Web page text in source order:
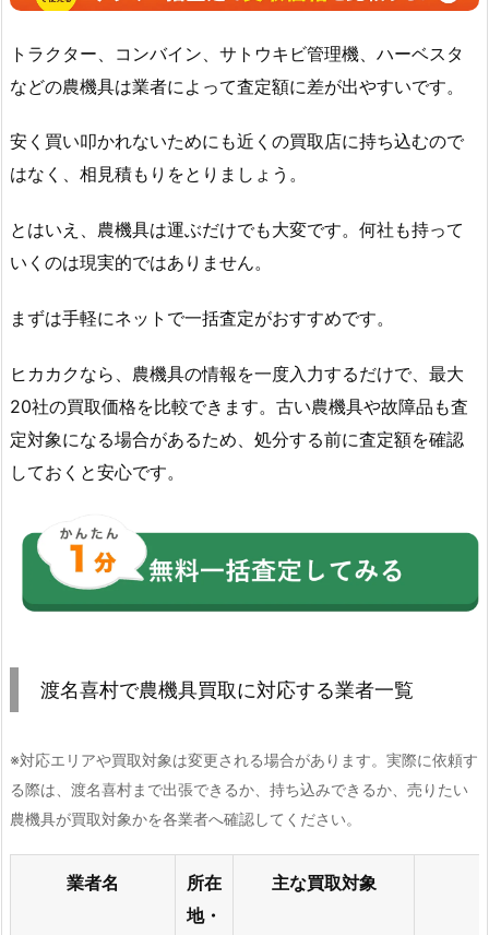
トラクター、コンバイン、サトウキビ管理機、ハーベスタ
などの農機具は業者によって査定額に差が出やすいです。
安く買い叩かれないためにも近くの買取店に持ち込むので
はなく、相見積もりをとりましょう。
とはいえ、農機具は運ぶだけでも大変です。何社も持って
いくのは現実的ではありません。
まずは手軽にネットで一括査定がおすすめです。
ヒカカクなら、農機具の情報を一度入力するだけで、最大
20社の買取価格を比較できます。古い農機具や故障品も査
定対象になる場合があるため、処分する前に査定額を確認
しておくと安心です。
渡名喜村で農機具買取に対応する業者一覧
※対応エリアや買取対象は変更される場合があります。実際に依頼す
る際は、渡名喜村まで出張できるか、持ち込みできるか、売りたい
農機具が買取対象かを各業者へ確認してください。
業者名
所在
地・
主な買取対象